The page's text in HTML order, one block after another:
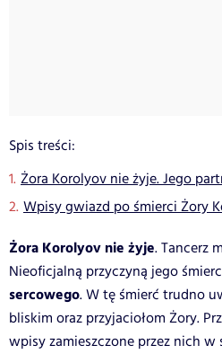
Spis treści:
Żora Korolyov nie żyje. Jego
Wpisy gwiazd po śmierci Żory
Żora Korolyov nie żyje. Tancerz
Nieoficjalną przyczyną jego
sercowego. W tę śmierć trudno
bliskim oraz przyjaciołom Żory.
wpisy zamieszczone przez nich w